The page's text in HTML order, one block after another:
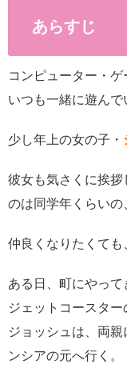
あらすじ
コンピューター・
いつも一緒に遊んで
少し年上の女の子・
彼女も気さくに挨
のは同学年くらいの
仲良くなりたくても
ある日、町にやって
ジェットコースタ
ジョッシュは、両
ンシアの元へ行く。